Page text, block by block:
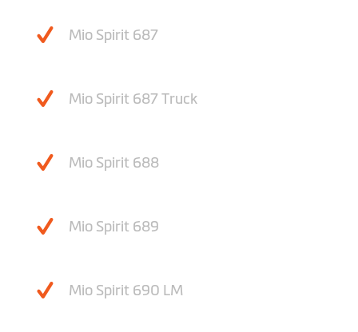
Mio Spirit 687
Mio Spirit 687 Truck
Mio Spirit 688
Mio Spirit 689
Mio Spirit 690 LM